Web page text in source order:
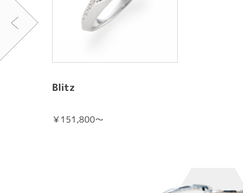
Blitz
￥151,800～